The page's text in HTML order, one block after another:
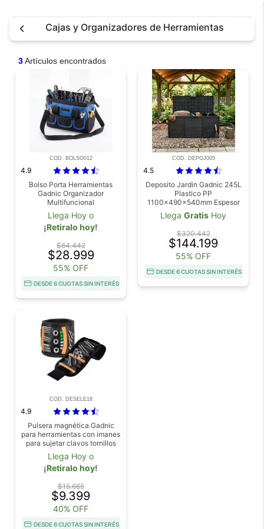
Cajas y Organizadores de Herramientas
3Artículos encontrados
COD. BOLSO012
4.9
Bolso Porta Herramientas
Gadnic Organizador
Multifuncional
Llega Hoy o
¡Retiralo hoy!
$64.442
$28.999
55% OFF
DESDE 6 CUOTAS SIN INTERÉS
COD. DEPOJ005
4.5
Deposito Jardin Gadnic 245L
Plastico PP
1100x490x540mm Espesor
25mm Carga Maxima 100kg
Llega Gratis Hoy
$320.442
$144.199
55% OFF
DESDE 6 CUOTAS SIN INTERÉS
COD. DESELE18
4.9
Pulsera magnética Gadnic
para herramientas con imanes
para sujetar clavos tornillos
brocas
Llega Hoy o
¡Retiralo hoy!
$15.665
$9.399
40% OFF
DESDE 6 CUOTAS SIN INTERÉS